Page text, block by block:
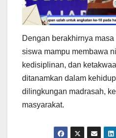
Dengan berakhirnya
siswa mampu membawa
kedisiplinan, dan
ditanamkan dalam
dilingkungan madrasah,
masyarakat.